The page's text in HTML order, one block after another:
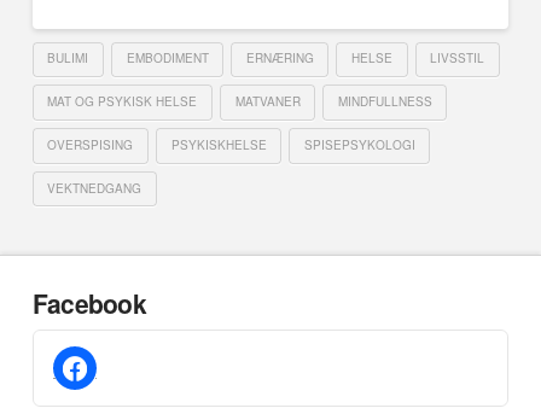
BULIMI EMBODIMENT ERNÆRING HELSE LIVSSTIL
MAT OG PSYKISK HELSE MATVANER MINDFULLNESS
OVERSPISING PSYKISKHELSE SPISEPSYKOLOGI
VEKTNEDGANG
Facebook
facebook